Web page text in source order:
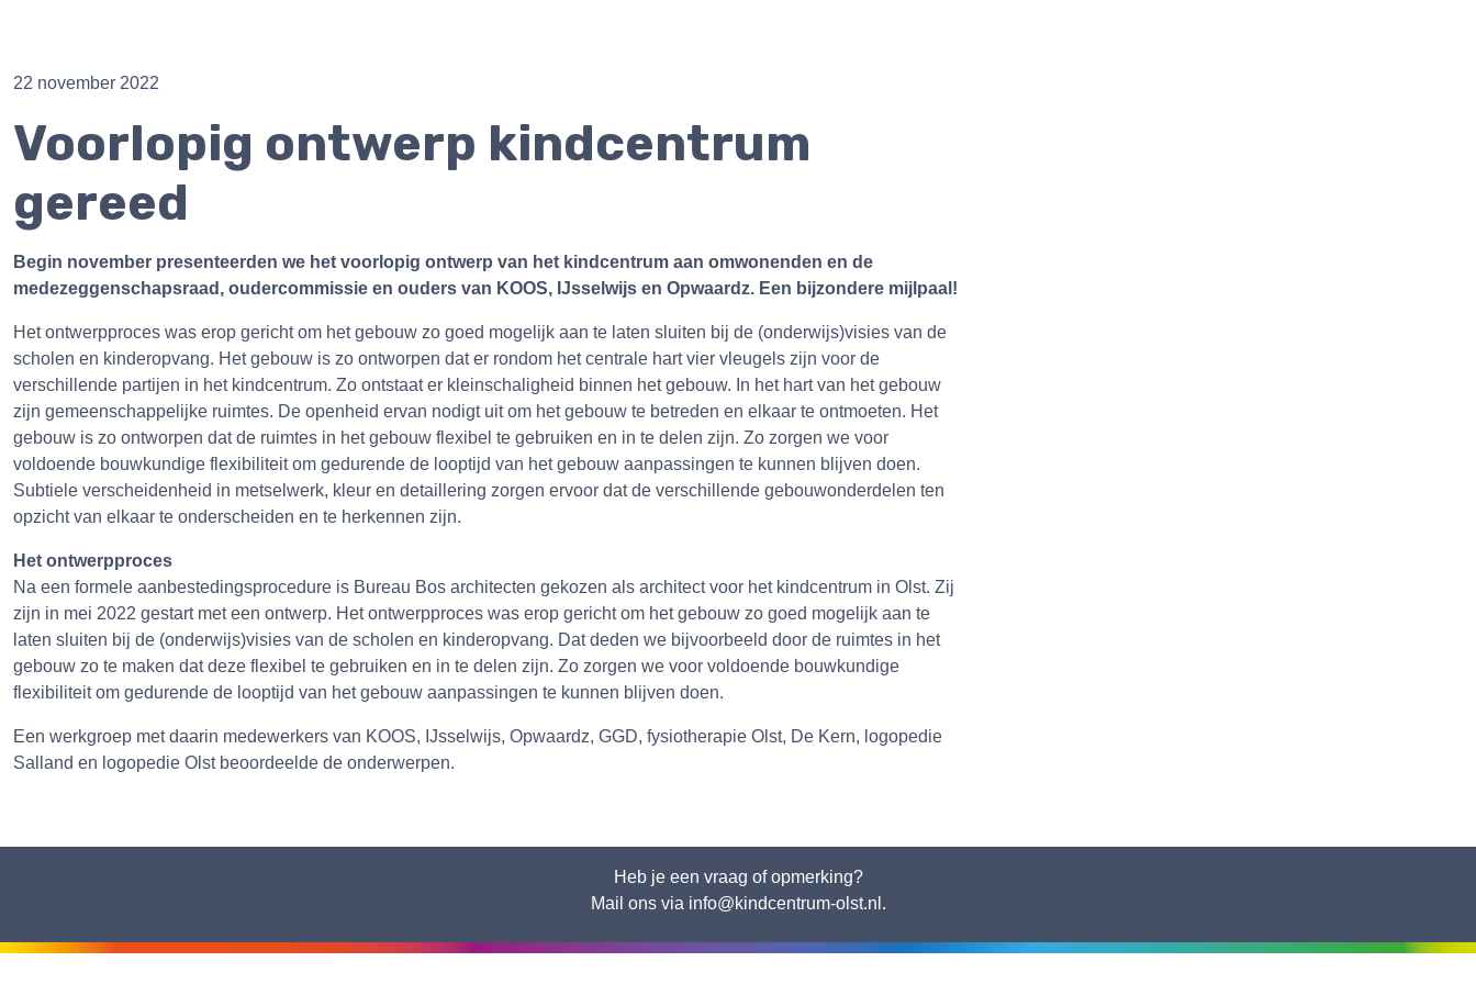
22 november 2022
Voorlopig ontwerp kindcentrum
gereed
Begin november presenteerden we het voorlopig ontwerp van het kindcentrum aan omwonenden en de
medezeggenschapsraad, oudercommissie en ouders van KOOS, IJsselwijs en Opwaardz. Een bijzondere mijlpaal!
Het ontwerpproces was erop gericht om het gebouw zo goed mogelijk aan te laten sluiten bij de (onderwijs)visies van de
scholen en kinderopvang. Het gebouw is zo ontworpen dat er rondom het centrale hart vier vleugels zijn voor de
verschillende partijen in het kindcentrum. Zo ontstaat er kleinschaligheid binnen het gebouw. In het hart van het gebouw
zijn gemeenschappelijke ruimtes. De openheid ervan nodigt uit om het gebouw te betreden en elkaar te ontmoeten. Het
gebouw is zo ontworpen dat de ruimtes in het gebouw flexibel te gebruiken en in te delen zijn. Zo zorgen we voor
voldoende bouwkundige flexibiliteit om gedurende de looptijd van het gebouw aanpassingen te kunnen blijven doen.
Subtiele verscheidenheid in metselwerk, kleur en detaillering zorgen ervoor dat de verschillende gebouwonderdelen ten
opzicht van elkaar te onderscheiden en te herkennen zijn.
Het ontwerpproces
Na een formele aanbestedingsprocedure is Bureau Bos architecten gekozen als architect voor het kindcentrum in Olst. Zij
zijn in mei 2022 gestart met een ontwerp. Het ontwerpproces was erop gericht om het gebouw zo goed mogelijk aan te
laten sluiten bij de (onderwijs)visies van de scholen en kinderopvang. Dat deden we bijvoorbeeld door de ruimtes in het
gebouw zo te maken dat deze flexibel te gebruiken en in te delen zijn. Zo zorgen we voor voldoende bouwkundige
flexibiliteit om gedurende de looptijd van het gebouw aanpassingen te kunnen blijven doen.
Een werkgroep met daarin medewerkers van KOOS, IJsselwijs, Opwaardz, GGD, fysiotherapie Olst, De Kern, logopedie
Salland en logopedie Olst beoordeelde de onderwerpen.
Heb je een vraag of opmerking?
Mail ons via info@kindcentrum-olst.nl.